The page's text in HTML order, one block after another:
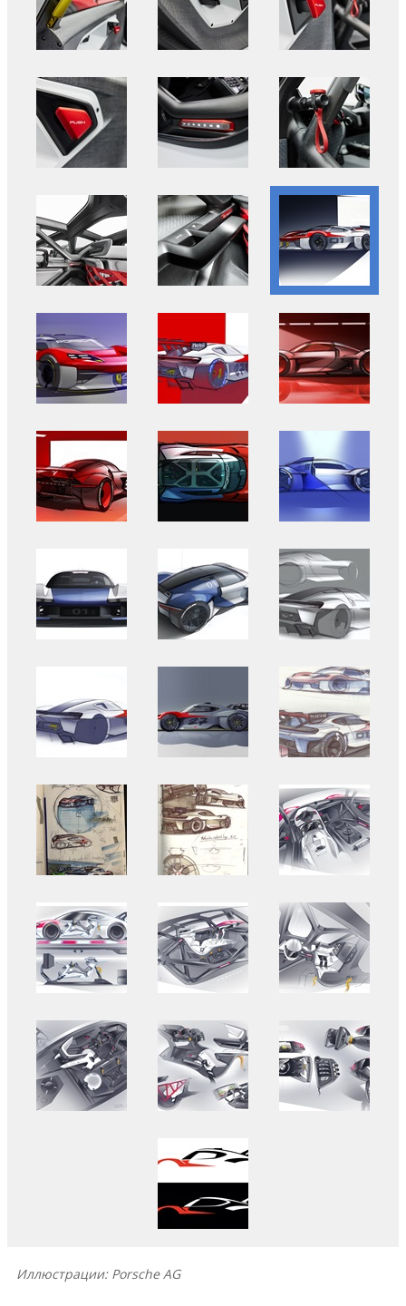
Иллюстрации: Porsche AG